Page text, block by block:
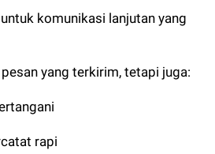
komunikasi lanjutan yang
yang terkirim, tetapi juga:
rapi